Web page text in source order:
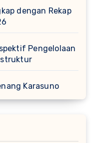
dengan Rekap
Pengelolaan
Karasuno